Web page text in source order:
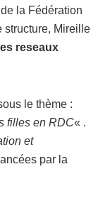
la Fédération
structure, Mireille
reseaux
le thème :
filles en RDC« .
et
par la